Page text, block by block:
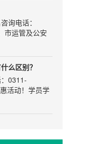
腿上，
拍照大业。
光板吧，
柔和自然，
问题通常束手
们又该怎么做
子的好几倍，
会比较高，也
高跟鞋的女车
后再换回高跟
，何乐而不为
询电话：
市运管及公安
标准化驾校。
和教练搞好关
能使你的学车
师结交成以后
注意以下几个
么区别？
0311-
活动！学员学
城东路谈固大